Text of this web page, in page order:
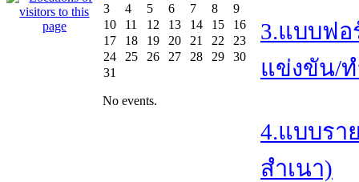
3
4 5 6 7 8
9
10
11 12 13 14 15
16
17
18 19 20 21 22
23
24
25 26 27 28 29
30
31
No events.
3.แบบฟอ
แข่งขัน/
4.แบบรา
สำเนา)